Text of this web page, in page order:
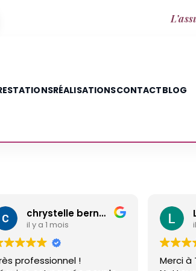
RÉALISATIONSCONTACTBLOG
chrystelle bernard
mois
!
Luce Marie
il y a 1 mois
Merci à TB